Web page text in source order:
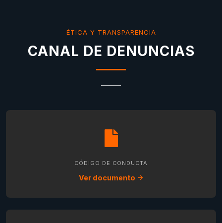
ÉTICA Y TRANSPARENCIA
CANAL DE DENUNCIAS
CÓDIGO DE CONDUCTA
Ver documento